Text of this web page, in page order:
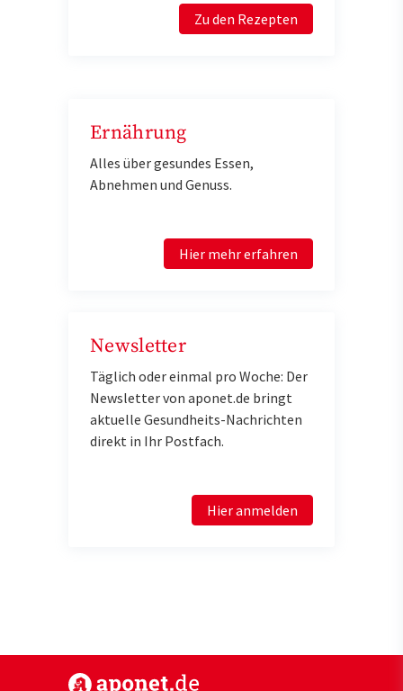
Zu den Rezepten
Ernährung
Alles über gesundes Essen,
Abnehmen und Genuss.
Hier mehr erfahren
Newsletter
Täglich oder einmal pro Woche: Der
Newsletter von aponet.de bringt
aktuelle Gesundheits-Nachrichten
direkt in Ihr Postfach.
Hier anmelden